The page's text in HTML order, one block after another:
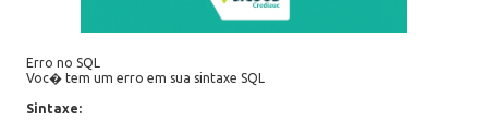
Erro no SQL
Voc� tem um erro em sua sintaxe SQL
Sintaxe: